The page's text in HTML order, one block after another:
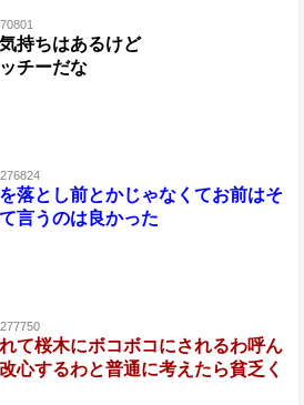
持ちはあるけど
チーだな
落とし前とかじゃなくてお前はそ
言うのは良かった
て桜木にボコボコにされるわ呼ん
心するわと普通に考えたら貧乏く